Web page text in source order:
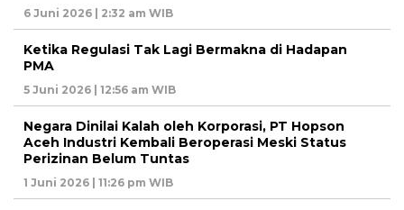
6 Juni 2026 | 2:32 am WIB
Ketika Regulasi Tak Lagi Bermakna di Hadapan
PMA
5 Juni 2026 | 12:56 am WIB
Negara Dinilai Kalah oleh Korporasi, PT Hopson
Aceh Industri Kembali Beroperasi Meski Status
Perizinan Belum Tuntas
1 Juni 2026 | 11:26 pm WIB